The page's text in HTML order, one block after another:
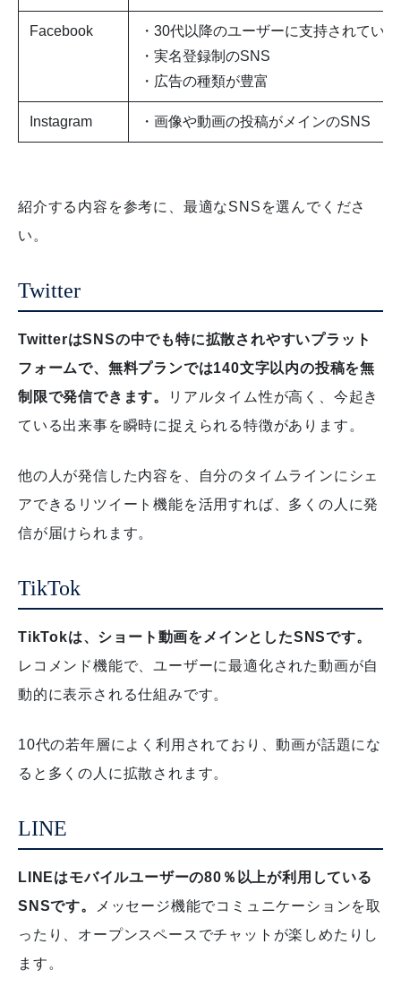
Facebook
・30代以降のユーザーに支持されている
・実名登録制のSNS
・広告の種類が豊富
Instagram ・画像や動画の投稿がメインのSNS
紹介する内容を参考に、最適なSNSを選んでくださ
い。
Twitter
TwitterはSNSの中でも特に拡散されやすいプラット
フォームで、無料プランでは140文字以内の投稿を無
制限で発信できます。
リアルタイム性が高く、今起き
ている出来事を瞬時に捉えられる特徴があります。
他の人が発信した内容を、自分のタイムラインにシェ
アできるリツイート機能を活用すれば、多くの人に発
信が届けられます。
TikTok
TikTokは、ショート動画をメインとしたSNSです。
レコメンド機能で、ユーザーに最適化された動画が自
動的に表示される仕組みです。
10代の若年層によく利用されており、動画が話題にな
ると多くの人に拡散されます。
LINE
LINEはモバイルユーザーの80％以上が利用している
SNSです。
メッセージ機能でコミュニケーションを取
ったり、オープンスペースでチャットが楽しめたりし
ます。